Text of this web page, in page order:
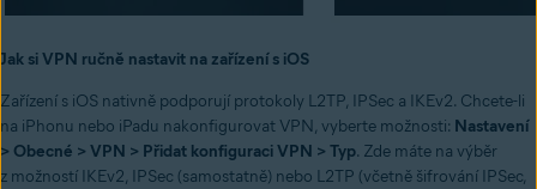
Jak si VPN ručně nastavit na zařízení s iOS
Zařízení s iOS nativně podporují protokoly L2TP, IPSec a IKEv2. Chcete-li
na iPhonu nebo iPadu nakonfigurovat VPN, vyberte možnosti: Nastavení
> Obecné > VPN > Přidat konfiguraci VPN > Typ. Zde máte na výběr
z možností IKEv2, IPSec (samostatně) nebo L2TP (včetně šifrování IPSec,